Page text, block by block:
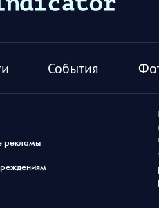
События
рекламы